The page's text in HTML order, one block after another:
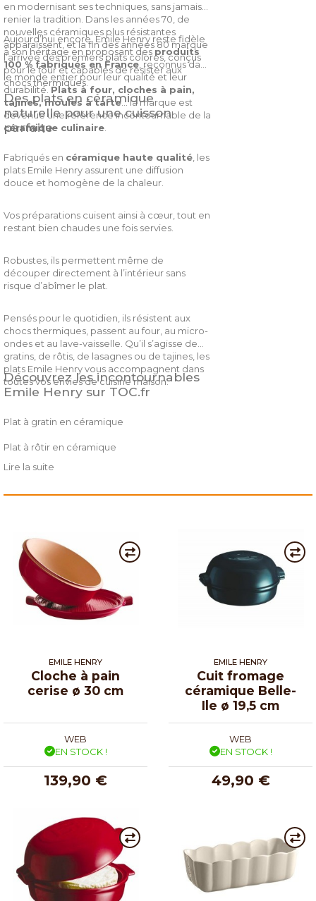
en modernisant ses techniques, sans jamais
renier la tradition. Dans les années 70, de
nouvelles céramiques plus résistantes
apparaissent, et la fin des années 80 marque
l’arrivée des premiers plats colorés, conçus
pour le four et capables de résister aux
chocs thermiques.
Aujourd’hui encore, Emile Henry reste fidèle
à son héritage en proposant desproduits
100 % fabriqués en France, reconnus dans
le monde entier pour leur qualité et leur
durabilité.Plats à four, cloches à pain,
tajines, moules à tarte … la marque est
devenue une référence incontournable de la
céramique culinaire
Des plats en céramique
naturelle pour une cuisson
parfaite
Fabriqués en céramique haute qualité , les
plats Emile Henry assurent une diffusion
douce et homogène de la chaleur.
Vos préparations cuisent ainsi à cœur, tout en
restant bien chaudes une fois servies.
Robustes, ils permettent même de
découper directement à l’intérieur sans
risque d’abîmer le plat.
Pensés pour le quotidien, ils résistent aux
chocs thermiques, passent au four, au micro-
ondes et au lave-vaisselle. Qu’il s’agisse de
gratins, de rôtis, de lasagnes ou de tajines, les
plats Emile Henry vous accompagnent dans
toutes vos envies de cuisine maison.
Découvrez les incontournables
Emile Henry sur TOC.fr
Plat à gratin en céramique
Plat à rôtir en céramique
Plat à tarte en céramique
Moule à pain
Lire la suite
EMILE HENRY
Cloche à pain
cerise ø 30 cm
WEB
EN STOCK !
139,90 €
EMILE HENRY
Cuit fromage
céramique Belle-
Ile ø 19,5 cm
WEB
EN STOCK !
49,90 €